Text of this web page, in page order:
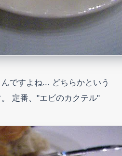
ですよね... どちらかという
定番、"エビのカクテル"